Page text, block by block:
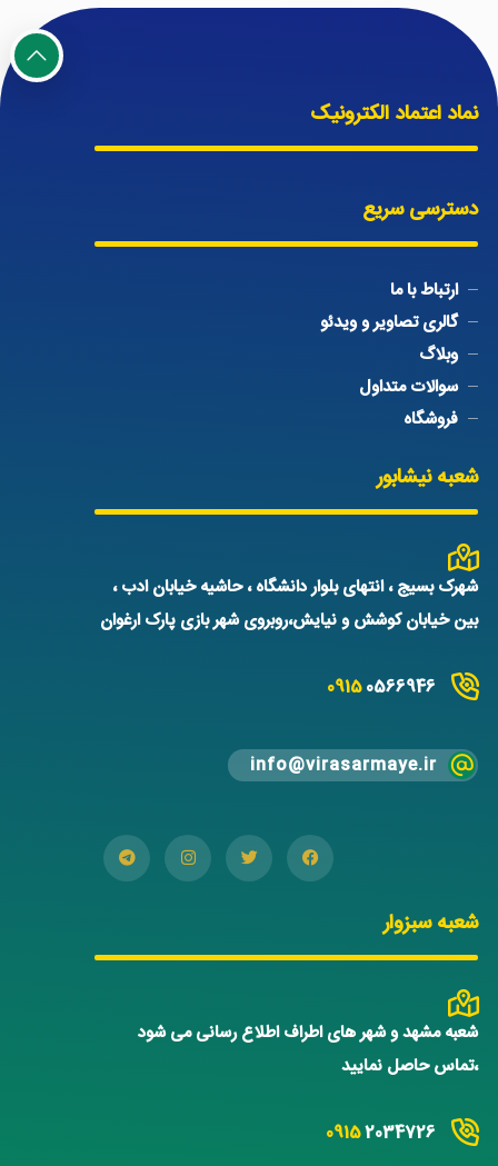
نماد اعتماد الکترونیک
دسترسی سریع
ارتباط با ما
گالری تصاویر و ویدئو
وبلاگ
سوالات متداول
فروشگاه
شعبه نیشابور
شهرک بسیج ، انتهای بلوار دانشگاه ، حاشیه خیابان ادب ،
بین خیابان کوشش و نیایش،روبروی شهر بازی پارک ارغوان
09150566946
info@virasarmaye.ir
شعبه سبزوار
شعبه مشهد و شهر های اطراف اطلاع رسانی می شود
،تماس حاصل نمایید
09152034726